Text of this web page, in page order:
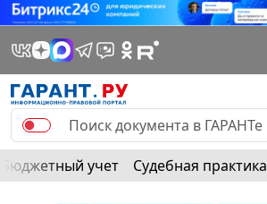
Бюджетный учет Судебная практика